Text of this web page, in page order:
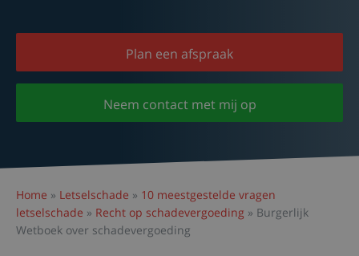
Plan een afspraak
Neem contact met mij op
Home » Letselschade » 10 meestgestelde vragen
letselschade » Recht op schadevergoeding » Burgerlijk
Wetboek over schadevergoeding